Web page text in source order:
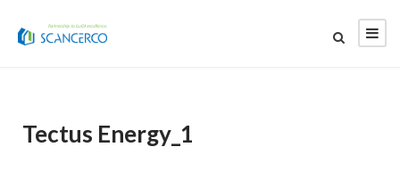
Tectus Energy_1